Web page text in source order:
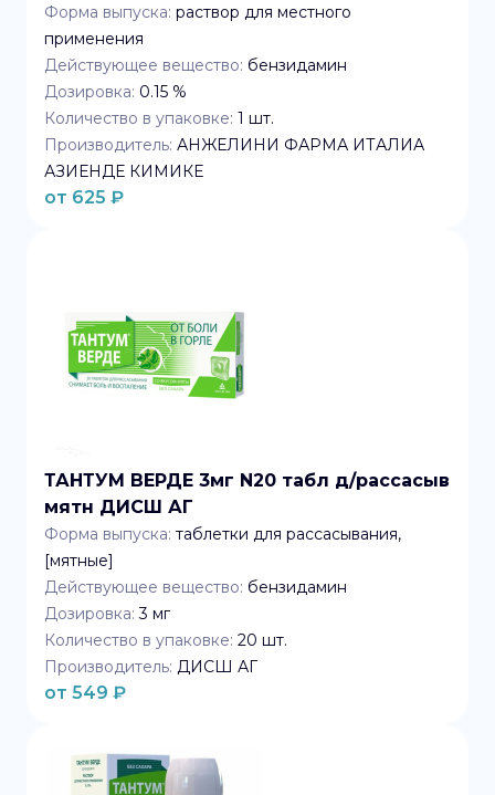
Форма выпуска: раствор для местного
применения
Действующее вещество: бензидамин
Дозировка: 0.15 %
Количество в упаковке: 1 шт.
Производитель: АНЖЕЛИНИ ФАРМА ИТАЛИА
АЗИЕНДЕ КИМИКЕ
от 625 ₽
ТАНТУМ ВЕРДЕ 3мг N20 табл д/рассасыв
мятн ДИСШ АГ
Форма выпуска: таблетки для рассасывания,
[мятные]
Действующее вещество: бензидамин
Дозировка: 3 мг
Количество в упаковке: 20 шт.
Производитель: ДИСШ АГ
от 549 ₽